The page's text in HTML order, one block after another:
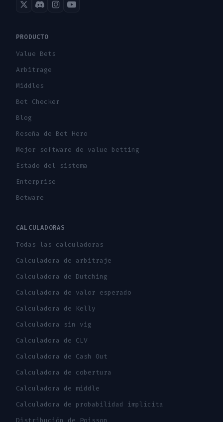
PRODUCTO
Value Bets
Arbitrage
Middles
Bet Checker
Blog
Reseña de Bet Hero
Mejor software de value betting
Estado del sistema
Enterprise
Betware
CALCULADORAS
Todas las calculadoras
Calculadora de arbitraje
Calculadora de Dutching
Calculadora de valor esperado
Calculadora de Kelly
Calculadora sin vig
Calculadora de CLV
Calculadora de Cash Out
Calculadora de cobertura
Calculadora de middle
Calculadora de probabilidad implícita
Distribución de Poisson